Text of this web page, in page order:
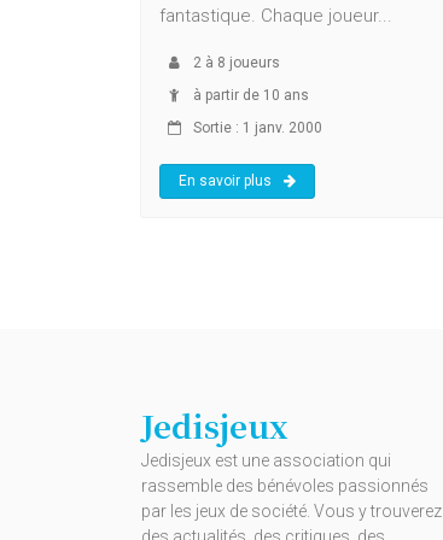
fantastique. Chaque joueur...
2 à 8 joueurs
à partir de 10 ans
Sortie : 1 janv. 2000
En savoir plus
Jedisjeux
Jedisjeux est une association qui
rassemble des bénévoles passionnés
par les jeux de société. Vous y trouverez
des actualités, des critiques, des